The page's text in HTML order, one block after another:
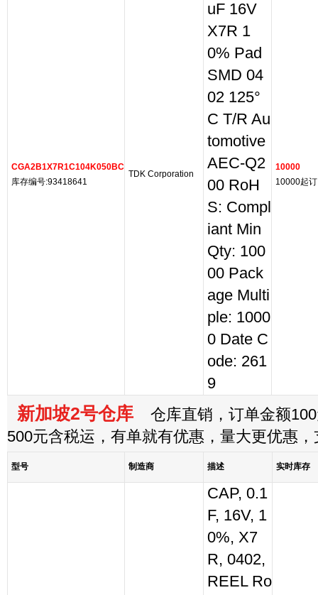
CGA2B1X7R1C104K050BC
库存编号:93418641
TDK Corporation
uF 16V
X7R 1
0% Pad
SMD 04
02 125°
C T/R Au
tomotive
AEC-Q2
00 RoH
S: Compl
iant Min
Qty: 100
00 Pack
age Multi
ple: 1000
0 Date C
ode: 261
9
10000
10000起订
新加坡2号仓库 仓库直销，订单金额
500元含税运，有单就有优惠，量大更优惠
型号 制造商 描述 实时库存
CAP, 0.1
F, 16V, 1
0%, X7
R, 0402,
REEL Ro